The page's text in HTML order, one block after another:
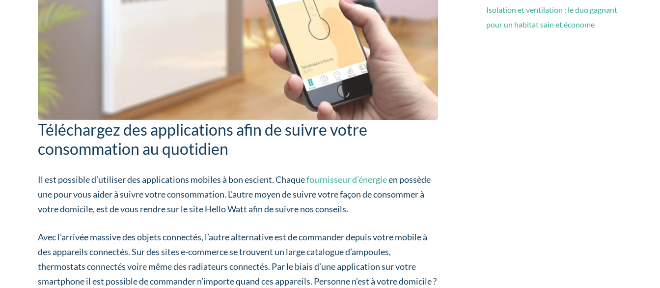
Téléchargez des applications afin de suivre votre
consommation au quotidien
Il est possible d’utiliser des applications mobiles à bon escient. Chaquefournisseur d’énergieen possède
une pour vous aider à suivre votre consommation. L’autre moyen de suivre votre façon de consommer à
votre domicile, est de vous rendre sur le site Hello Watt afin de suivre nos conseils.
Avec l’arrivée massive des objets connectés, l’autre alternative est de commander depuis votre mobile à
des appareils connectés. Sur des sites e-commerce se trouvent un large catalogue d’ampoules,
thermostats connectés voire même des radiateurs connectés. Par le biais d’une application sur votre
smartphone il est possible de commander n’importe quand ces appareils. Personne n’est à votre domicile ?
Isolation et ventilation : le duo gagnant
pour un habitat sain et économe